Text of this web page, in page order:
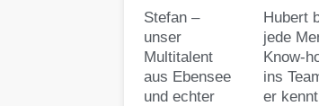
Stefan –
unser
Multitalent
aus Ebensee
und echter
Hubert
jede
Know-
ins
er